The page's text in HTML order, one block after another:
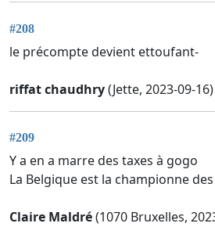
#208
le précompte devient ettoufant-
riffat chaudhry(Jette, 2023-09-16)
#209
Y a en a marre des taxes à gogo
La Belgique est la championne
Claire Maldré(1070 Bruxelles,